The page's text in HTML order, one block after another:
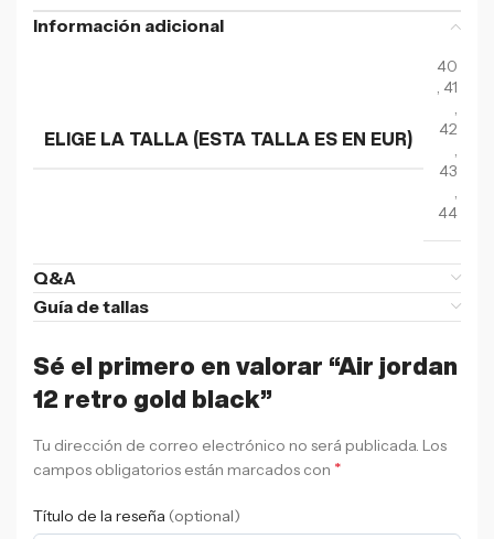
Información adicional
ELIGE LA TALLA (ESTA TALLA ES EN EUR)
40
, 41
,
42
,
43
,
44
Q&A
Guía de tallas
Sé el primero en valorar “Air jordan
12 retro gold black”
Tu dirección de correo electrónico no será publicada. Los
campos obligatorios están marcados con *
Título de la reseña (optional)